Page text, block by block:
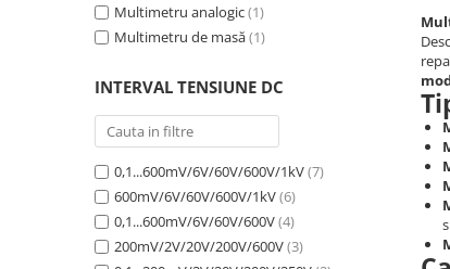
Multimetru analogic(1)
Multimetru de masă(1)
INTERVAL TENSIUNE DC
0,1...600mV/6V/60V/600V/1kV(7)
600mV/6V/60V/600V/1kV(6)
0,1...600mV/6V/60V/600V(4)
200mV/2V/20V/200V/600V(3)